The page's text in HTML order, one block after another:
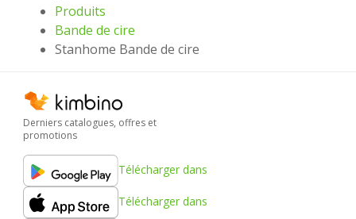
Produits
Bande de cire
Stanhome Bande de cire
Derniers catalogues, offres et
promotions
Télécharger dans
Télécharger dans